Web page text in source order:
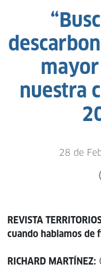
nuestra
28 de
REVISTA
cuando hablamos de
RICHARD MARTÍNEZ: